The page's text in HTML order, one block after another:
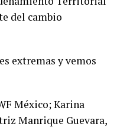
del cambio
extremas y vemos
México; Karina
Manrique Guevara,